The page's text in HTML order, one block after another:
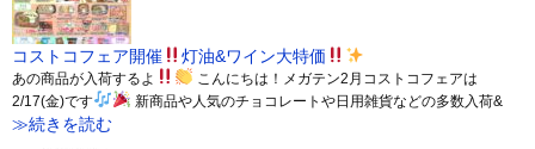
コストコフェア開催 灯油&ワイン大特価
あの商品が入荷するよ
こんにちは！メガテン2月コストコフェアは
2/17(金)です
新商品や人気のチョコレートや日用雑貨などの多数入荷&
≫続きを読む